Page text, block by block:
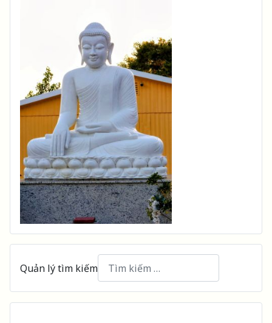
Quản lý tìm kiếm
Type 2 or more characters for results.